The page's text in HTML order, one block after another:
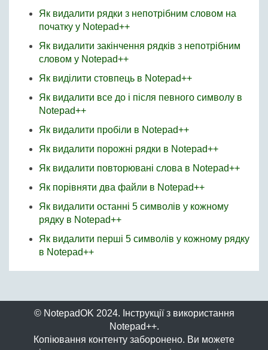
Як видалити рядки з непотрібним словом на
початку у Notepad++
Як видалити закінчення рядків з непотрібним
словом у Notepad++
Як виділити стовпець в Notepad++
Як видалити все до і після певного символу в
Notepad++
Як видалити пробіли в Notepad++
Як видалити порожні рядки в Notepad++
Як видалити повторювані слова в Notepad++
Як порівняти два файли в Notepad++
Як видалити останні 5 символів у кожному
рядку в Notepad++
Як видалити перші 5 символів у кожному рядку
в Notepad++
© NotepadOK 2024. Інструкції з використання
Notepad++.
Копіювання контенту заборонено. Ви можете